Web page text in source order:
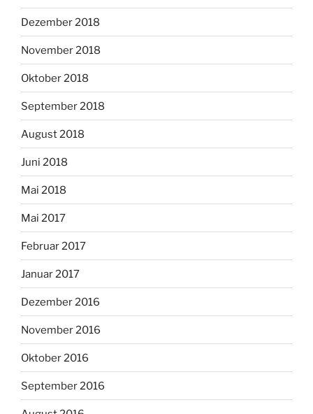
Dezember 2018
November 2018
Oktober 2018
September 2018
August 2018
Juni 2018
Mai 2018
Mai 2017
Februar 2017
Januar 2017
Dezember 2016
November 2016
Oktober 2016
September 2016